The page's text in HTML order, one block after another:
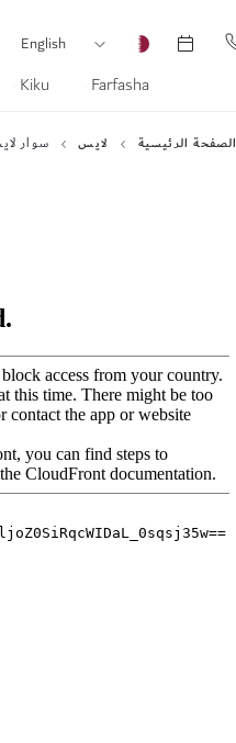
العملة لغة
English
Farfasha
Kiku
الصفحة الرئيسية لايس سوار